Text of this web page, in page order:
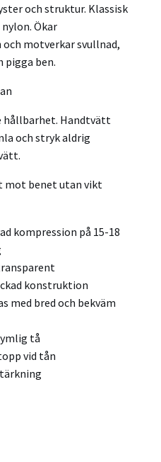
och struktur. Klassisk
Ökar
motverkar svullnad,
pigga ben.
hållbarhet. Handtvätt
och stryk aldrig
mot benet utan vikt
kompression på 15-18
konstruktion
med bred och bekväm
tå
vid tån